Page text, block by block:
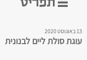
13 באוגוסט 2020
עוגת סולת ליים לבנונית